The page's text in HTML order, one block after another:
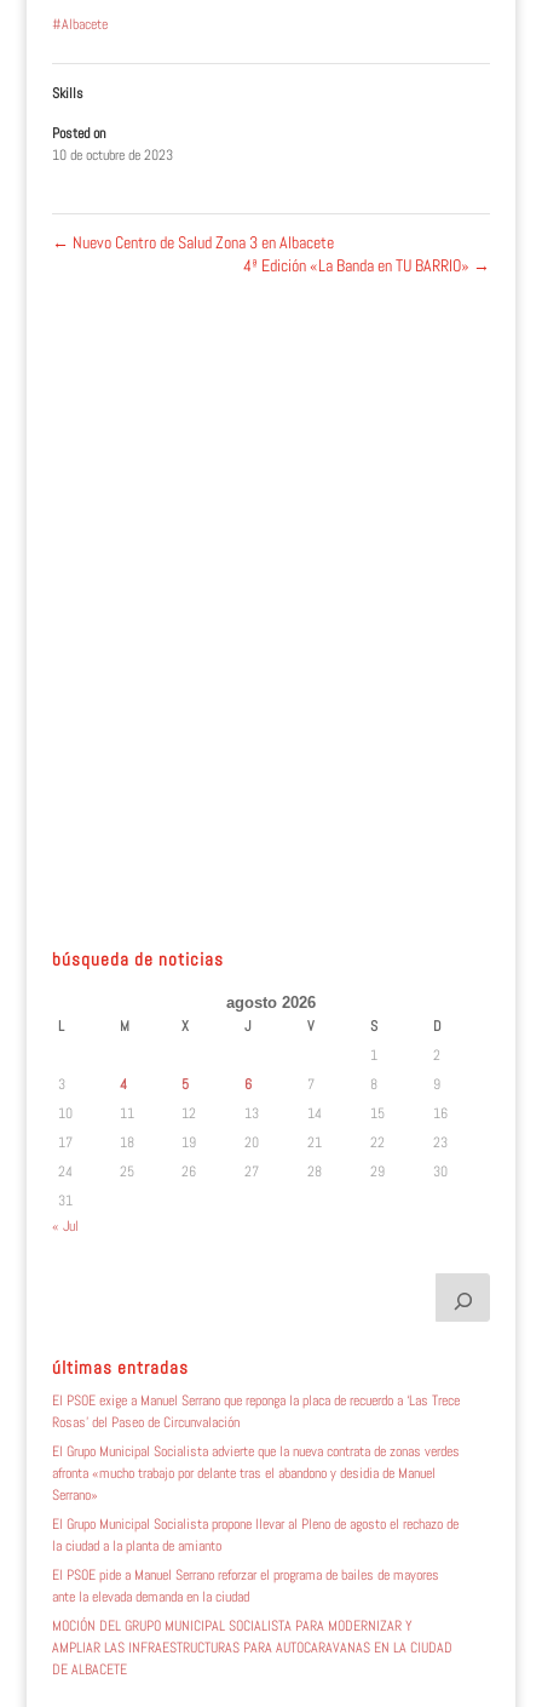
#Albacete
Skills
Posted on
10 de octubre de 2023
← Nuevo Centro de Salud Zona 3 en Albacete
4ª Edición «La Banda en TU BARRIO» →
búsqueda de noticias
agosto 2026
L M X J V S
D
1
2
3
4 5 6 7 8
9
10
11 12 13 14 15
16
17
18 19 20 21 22
23
24
25 26 27 28 29
30
31
« Jul
últimas entradas
El PSOE exige a Manuel Serrano que reponga la placa de recuerdo a ‘Las Trece
Rosas’ del Paseo de Circunvalación
El Grupo Municipal Socialista advierte que la nueva contrata de zonas verdes
afronta «mucho trabajo por delante tras el abandono y desidia de Manuel
Serrano»
El Grupo Municipal Socialista propone llevar al Pleno de agosto el rechazo de
la ciudad a la planta de amianto
El PSOE pide a Manuel Serrano reforzar el programa de bailes de mayores
ante la elevada demanda en la ciudad
MOCIÓN DEL GRUPO MUNICIPAL SOCIALISTA PARA MODERNIZAR Y
AMPLIAR LAS INFRAESTRUCTURAS PARA AUTOCARAVANAS EN LA CIUDAD
DE ALBACETE